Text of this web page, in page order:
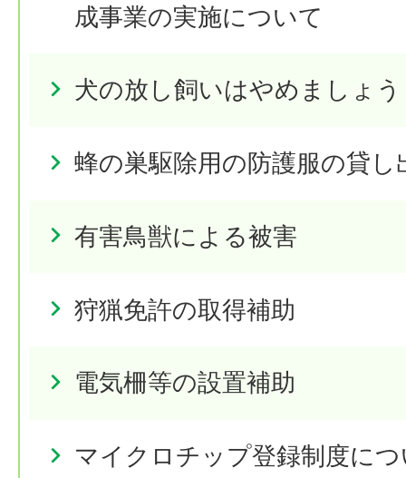
成事業の実施について
犬の放し飼いはやめましょう
蜂の巣駆除用の防護服の貸
有害鳥獣による被害
狩猟免許の取得補助
電気柵等の設置補助
マイクロチップ登録制度に